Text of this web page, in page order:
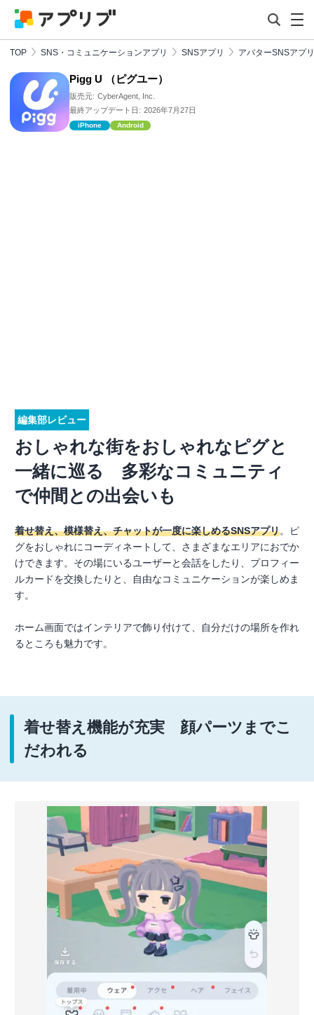
TOP SNS・コミュニケーションアプリ SNSアプリ アバターSNSアプリ
Pigg U （ピグユー）
販売元: CyberAgent, Inc.
最終アップデート日: 2026年7月27日
iPhone Android
編集部レビュー
おしゃれな街をおしゃれなピグと
一緒に巡る 多彩なコミュニティ
で仲間との出会いも
着せ替え、模様替え、チャットが一度に楽しめるSNSアプリ。ピ
グをおしゃれにコーディネートして、さまざまなエリアにおでか
けできます。その場にいるユーザーと会話をしたり、プロフィー
ルカードを交換したりと、自由なコミュニケーションが楽しめま
す。
ホーム画面ではインテリアで飾り付けて、自分だけの場所を作れ
るところも魅力です。
着せ替え機能が充実 顔パーツまでこ
だわれる